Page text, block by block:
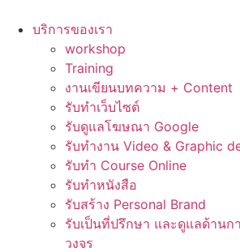
บริการของเรา
workshop
Training
งานเขียนบทความ + Content
รับทำเว็บไซต์
รับดูแลโฆษณา Google
รับทำงาน Video & Graphic
รับทำ Course Online
รับทำหนังสือ
รับสร้าง Personal Brand
รับเป็นที่ปรึกษา และดูแลด้าน
วงจร